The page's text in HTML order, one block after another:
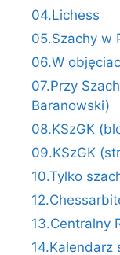
04.Lichess
05.Szachy w
06.W
07.Przy
Baranowski)
08.KSzGK
09.KSzGK
10.Tylko
13.Centralny
14.Kalendarz